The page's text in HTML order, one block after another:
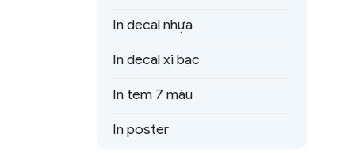
In decal nhựa
In decal xi bạc
In tem 7 màu
In poster